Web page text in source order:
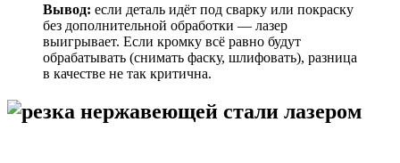
Вывод: если деталь идёт под сварку или покраску
без дополнительной обработки — лазер
выигрывает. Если кромку всё равно будут
обрабатывать (снимать фаску, шлифовать), разница
в качестве не так критична.